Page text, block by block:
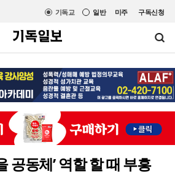
미주 구독신청
일반
기독교
공동체’ 역할 할 때 부흥